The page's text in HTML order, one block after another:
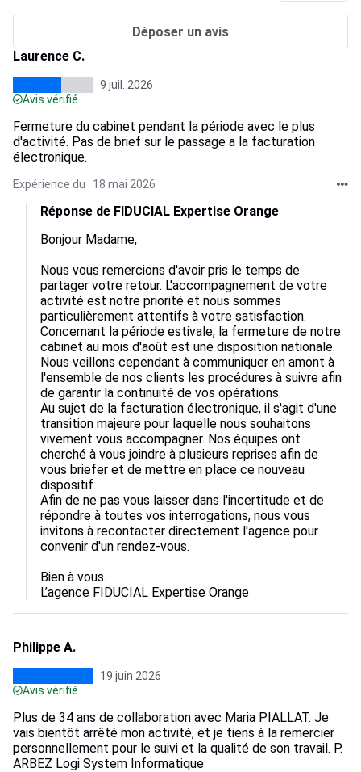
Déposer un avis
Laurence C.
9 juil. 2026
Avis vérifié
Fermeture du cabinet pendant la période avec le plus
d'activité. Pas de brief sur le passage a la facturation
électronique.
Expérience du : 18 mai 2026
Réponse de FIDUCIAL Expertise Orange
Bonjour Madame,
Nous vous remercions d'avoir pris le temps de
partager votre retour. L'accompagnement de votre
activité est notre priorité et nous sommes
particulièrement attentifs à votre satisfaction.
Concernant la période estivale, la fermeture de notre
cabinet au mois d'août est une disposition nationale.
Nous veillons cependant à communiquer en amont à
l'ensemble de nos clients les procédures à suivre afin
de garantir la continuité de vos opérations.
Au sujet de la facturation électronique, il s'agit d'une
transition majeure pour laquelle nous souhaitons
vivement vous accompagner. Nos équipes ont
cherché à vous joindre à plusieurs reprises afin de
vous briefer et de mettre en place ce nouveau
dispositif.
Afin de ne pas vous laisser dans l'incertitude et de
répondre à toutes vos interrogations, nous vous
invitons à recontacter directement l'agence pour
convenir d'un rendez-vous.
Bien à vous.
L’agence FIDUCIAL Expertise Orange
Philippe A.
19 juin 2026
Avis vérifié
Plus de 34 ans de collaboration avec Maria PIALLAT. Je
vais bientôt arrêté mon activité, et je tiens à la remercier
personnellement pour le suivi et la qualité de son travail. P.
ARBEZ Logi System Informatique